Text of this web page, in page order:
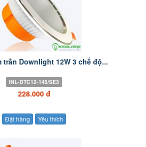
trần Downlight 12W 3 chế độ...
INL-DTC12-145/SE3
228.000 đ
Đặt hàng Yêu thích